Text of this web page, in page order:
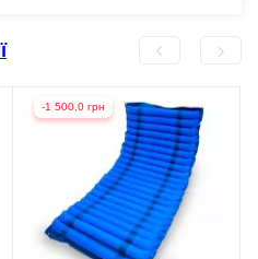
-1 500,0 грн